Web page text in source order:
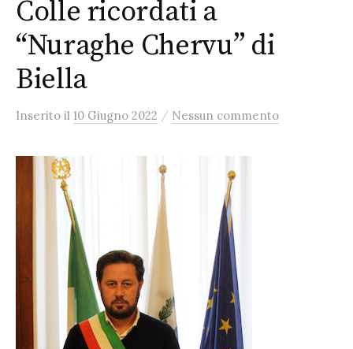
Colle ricordati a
“Nuraghe Chervu” di
Biella
Inserito il 10 Giugno 2022 / Nessun commento